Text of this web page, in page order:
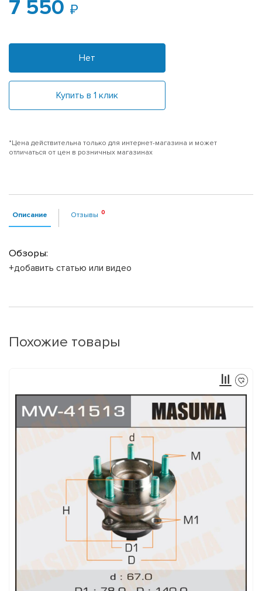
7 550
Нет
Купить в 1 клик
*Цена действительна только для интернет-магазина и может
отличаться от цен в розничных магазинах
Описание Отзывы
Обзоры:
+добавить статью или видео
Похожие товары